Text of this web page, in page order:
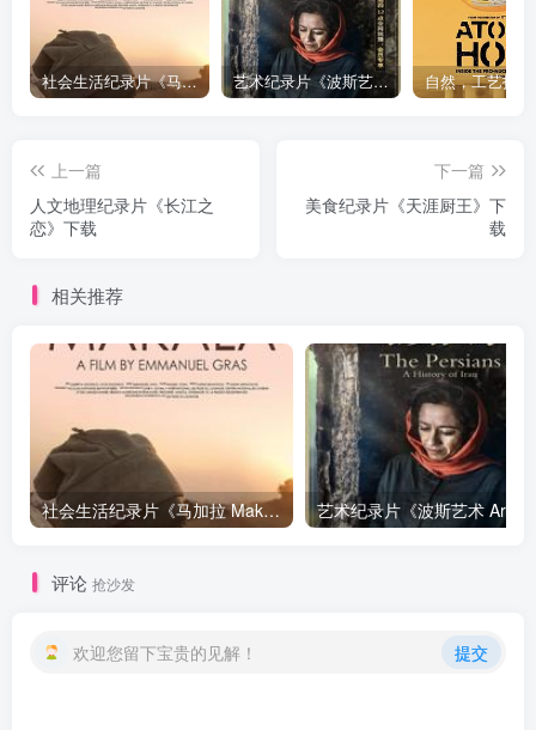
社会生活纪录片《马加拉 Makala》下载 艺术纪录片《波斯艺术 Art of Persia》下载
上一篇
人文地理纪录片《长江之
恋》下载
下一篇
美食纪录片《天涯厨王》下
载
相关推荐
社会生活纪录片《马加拉 Makala》下载
评论 抢沙发
欢迎您留下宝贵的见解！ 提交